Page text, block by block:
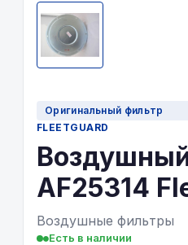
Оригинальный фильтр
FLEETGUARD
AF25314
Воздушные фильтры
Есть в наличии